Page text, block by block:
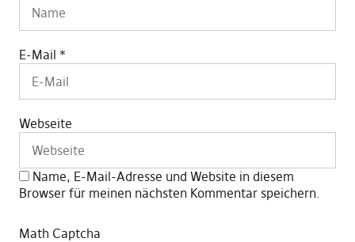
E-Mail *
Webseite
Name, E-Mail-Adresse und Website in diesem
Browser für meinen nächsten Kommentar speichern.
Math Captcha